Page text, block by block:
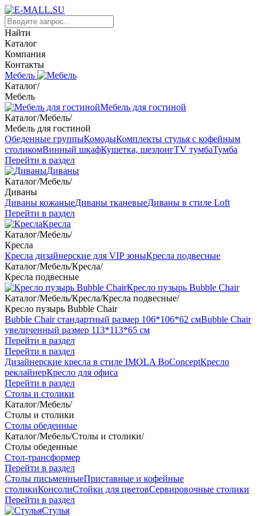
Найти
Каталог
Компания
Контакты
Мебель
Каталог/
Мебель
Мебель для гостиной
Каталог/Мебель/
Мебель для гостиной
Обеденные группыКомодыКомплекты стулья с кофейным
столикомВинный шкафКушетка, шезлонгTV тумбаТумба
Перейти в раздел
Диваны
Каталог/Мебель/
Диваны
Диваны кожаныеДиваны тканевыеДиваны в стиле Loft
Перейти в раздел
Кресла
Каталог/Мебель/
Кресла
Кресла дизайнерские для VIP зоныКресла подвесные
Каталог/Мебель/Кресла/
Кресла подвесные
Кресло пузырь Bubble Chair
Каталог/Мебель/Кресла/Кресла подвесные/
Кресло пузырь Bubble Chair
Bubble Chair стандартный размер 106*106*62 смBubble Chair
увеличенный размер 113*113*65 см
Перейти в раздел
Перейти в раздел
Дизайнерские кресла в стиле IMOLA BoConceptКресло
реклайнерКресло для офиса
Перейти в раздел
Столы и столики
Каталог/Мебель/
Столы и столики
Столы обеденные
Каталог/Мебель/Столы и столики/
Столы обеденные
Стол-трансформер
Перейти в раздел
Столы письменныеПриставные и кофейные
столикиКонсолиСтойки для цветовСервировочные столики
Перейти в раздел
Стулья